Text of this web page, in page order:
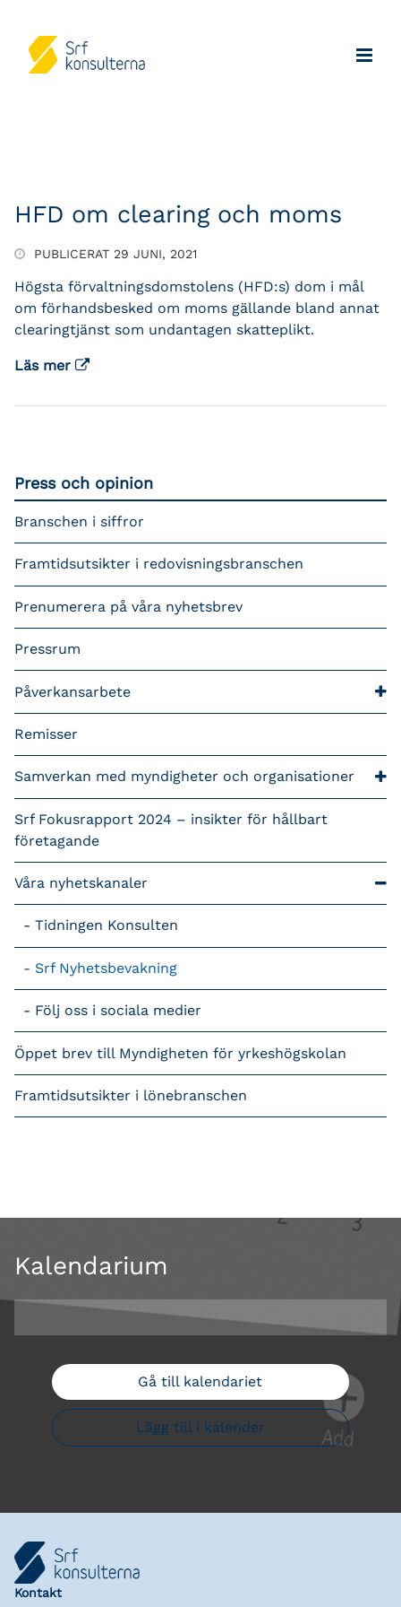
HFD om clearing och moms
PUBLICERAT 29 JUNI, 2021
Högsta förvaltningsdomstolens (HFD:s) dom i mål
om förhandsbesked om moms gällande bland annat
clearingtjänst som undantagen skatteplikt.
Läs mer
Press och opinion
Branschen i siffror
Framtidsutsikter i redovisningsbranschen
Prenumerera på våra nyhetsbrev
Pressrum
Påverkansarbete
Remisser
Samverkan med myndigheter och organisationer
Srf Fokusrapport 2024 – insikter för hållbart
företagande
Våra nyhetskanaler
Tidningen Konsulten
Srf Nyhetsbevakning
Följ oss i sociala medier
Öppet brev till Myndigheten för yrkeshögskolan
Framtidsutsikter i lönebranschen
Kalendarium
Gå till kalendariet
Lägg till i kalender
Kontakt